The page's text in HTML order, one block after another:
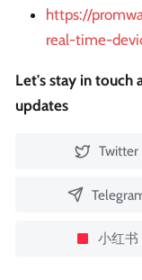
https://
real-time-
Let's stay in touch
updates
Twitter
小红书